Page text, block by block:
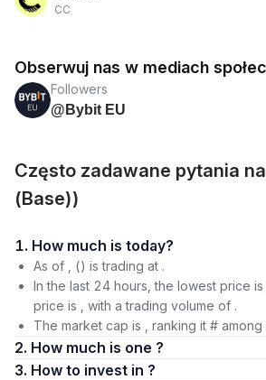
CC
Obserwuj nas w mediach
Followers
@Bybit EU
Często zadawane pytania
(Base))
1. How much is today?
As of , () is trading at .
In the last 24 hours, the lowest price
price is , with a trading volume of .
The market cap is , ranking it #
2. How much is one ?
3. How to invest in ?